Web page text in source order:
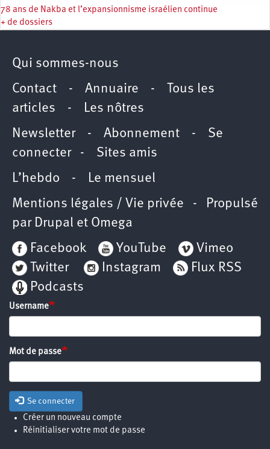
78 ans de Nakba et l’expansionnisme israélien continue
+ de dossiers
Qui sommes-nous
Contact - Annuaire -
Tous les
articles - Les nôtres
Newsletter- Abonnement - Se
connecter- Sites amis
L’hebdo - Le mensuel
Mentions légales / Vie privée - Propulsé
par Drupal et Omega
Facebook
YouTube
Vimeo
Twitter
Instagram
Flux RSS
Podcasts
Username
Mot de passe
Se connecter
Créer un nouveau compte
Réinitialiser votre mot de passe